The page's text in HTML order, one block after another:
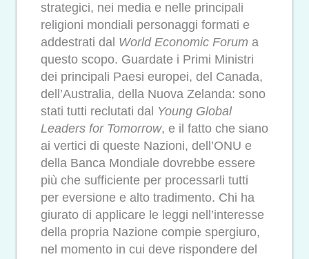
strategici, nei media e nelle principali
religioni mondiali personaggi formati e
addestrati dal World Economic Forum a
questo scopo. Guardate i Primi Ministri
dei principali Paesi europei, del Canada,
dell’Australia, della Nuova Zelanda: sono
stati tutti reclutati dal Young Global
Leaders for Tomorrow, e il fatto che siano
ai vertici di queste Nazioni, dell’ONU e
della Banca Mondiale dovrebbe essere
più che sufficiente per processarli tutti
per eversione e alto tradimento. Chi ha
giurato di applicare le leggi nell’interesse
della propria Nazione compie spergiuro,
nel momento in cui deve rispondere del